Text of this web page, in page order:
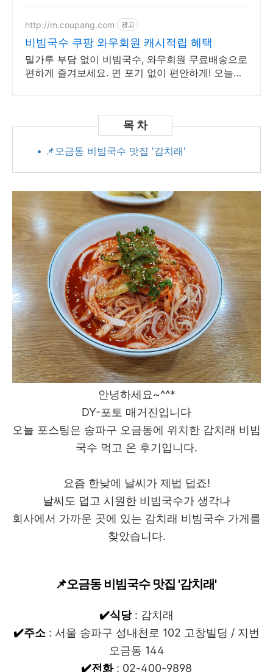
http://m.coupang.com 광고
비빔국수 쿠팡 와우회원 캐시적립 혜택
밀가루 부담 없이 비빔국수, 와우회원 무료배송으로
편하게 즐겨보세요. 면 포기 없이 편안하게! 오늘주
• 📌오금동 비빔국수 맛집 '감치래'
안녕하세요~^^*
DY-포토 매거진입니다
오늘 포스팅은 송파구 오금동에 위치한 감치래 비빔
국수 먹고 온 후기입니다.
요즘 한낮에 날씨가 제법 덥죠!
날씨도 덥고 시원한 비빔국수가 생각나
회사에서 가까운 곳에 있는 감치래 비빔국수 가게를
찾았습니다.
📌오금동 비빔국수 맛집 '감치래'
✔️식당: 감치래
✔️주소 : 서울 송파구 성내천로 102 고창빌딩 / 지번
오금동 144
✔️전화: 02-400-9898